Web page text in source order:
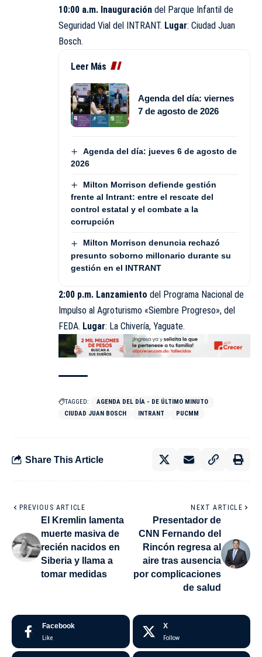
10:00 a.m. Inauguración del Parque Infantil de
Seguridad Vial del INTRANT. Lugar: Ciudad Juan
Bosch.
Leer Más
Agenda del día: viernes
7 de agosto de 2026
Agenda del día: jueves 6 de agosto de
2026
Milton Morrison defiende gestión
frente al Intrant: entre el rescate del
control estatal y el combate a la
corrupción
Milton Morrison denuncia rechazó
presunto soborno millonario durante su
gestión en el INTRANT
2:00 p.m. Lanzamiento del Programa Nacional de
Impulso al Agroturismo «Siembre Progreso», del
FEDA. Lugar: La Chivería, Yaguate.
TAGGED:
AGENDA DEL DÍA - DE ÚLTIMO MINUTO
CIUDAD JUAN BOSCH
INTRANT PUCMM
Share This Article
PREVIOUS ARTICLE
El Kremlin lamenta
muerte masiva de
recién nacidos en
Siberia y llama a
tomar medidas
NEXT ARTICLE
Presentador de
CNN Fernando del
Rincón regresa al
aire tras ausencia
por complicaciones
de salud
Facebook
Like
X
Follow